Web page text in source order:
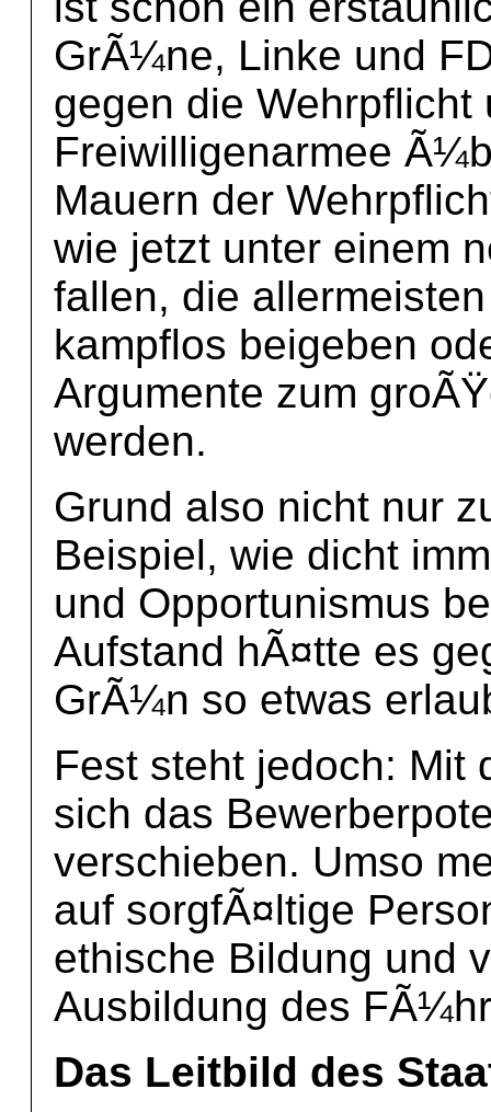
GrÃ¼ne, Linke und
gegen die
Freiwilligenarmee
Mauern der
wie jetzt unter einem
fallen, die
kampflos beigeben
Argumente zum
werden.
Grund also nicht nur
Beispiel, wie dicht
und Opportunismus
Aufstand hÃ¤tte es
GrÃ¼n so etwas
Fest steht jedoch: Mit
sich das
verschieben. Umso
auf sorgfÃ¤ltige
ethische Bildung und
Ausbildung des
Das Leitbild des